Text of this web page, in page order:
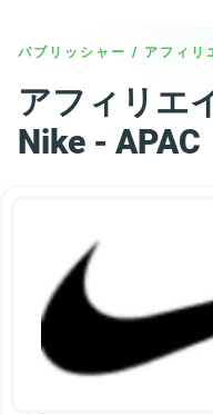
パブリッシャー / アフィリ
アフィリエ
Nike - APAC